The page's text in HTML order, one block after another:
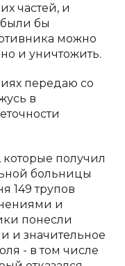
частей, и
бы
можно
и уничтожить.
передаю со
в
получил
больницы
149 трупов
и
понесли
и значительное
- в том числе